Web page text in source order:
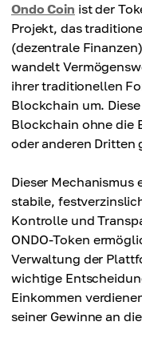
Ondo Coin ist der
Projekt, das
(dezentrale
wandelt
ihrer traditionellen
Blockchain um.
Blockchain ohne die
oder anderen Dritten
Dieser Mechanismus
stabile,
Kontrolle und
ONDO-Token
Verwaltung der
wichtige
Einkommen
seiner Gewinne an